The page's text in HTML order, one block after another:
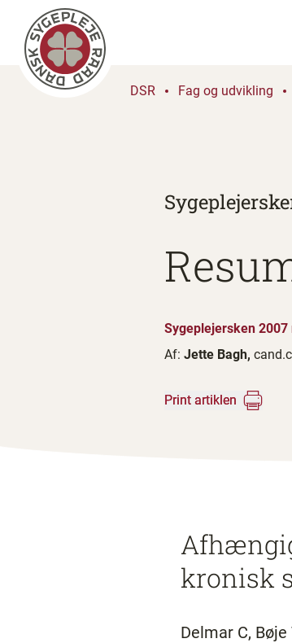
DSR Fag og udvikling
Sygeplejersken 2007
Af: Jette Bagh,
Print artiklen
kronisk
Delmar C,